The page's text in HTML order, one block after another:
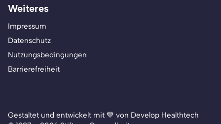
Weiteres
Impressum
Datenschutz
Nutzungsbedingungen
Barrierefreiheit
Gestaltet und entwickelt mit 💙 von Develop Healthtech